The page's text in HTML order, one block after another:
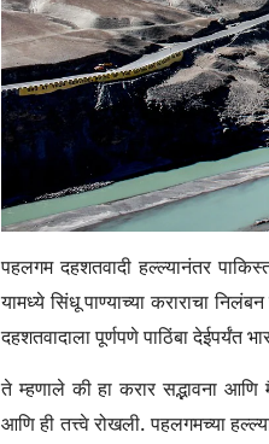
पहलगम दहशतवादी हल्ल्यानंतर
यामध्ये सिंधू पाण्याच्या कराराचा
दहशतवादाला पूर्णपणे पाठिंबा देईपर्यंत
ते म्हणाले की हा करार सद्भावना आणि
आणि ही तत्त्वे रोखली. पहलगमच्या